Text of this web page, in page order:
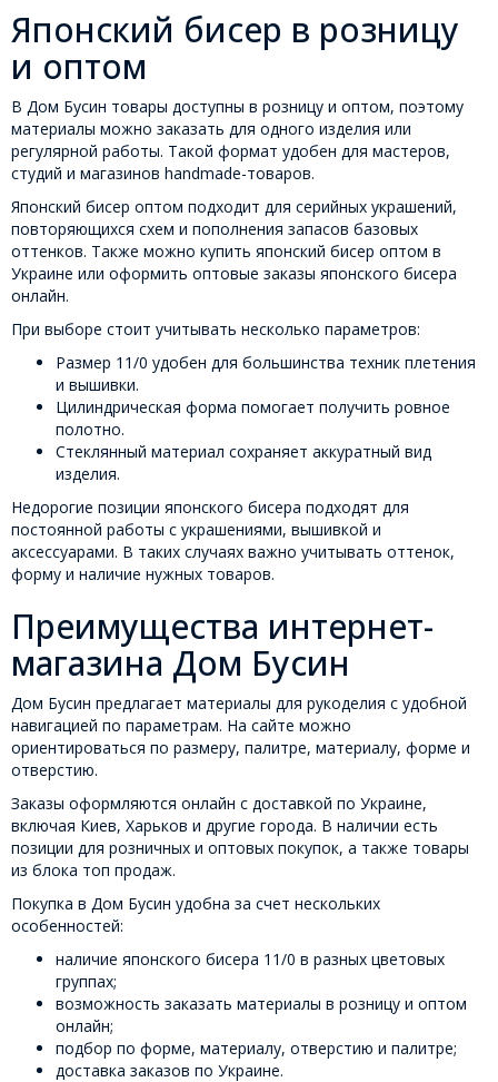
Японский бисер в розницу
и оптом
В Дом Бусин товары доступны в розницу и оптом, поэтому
материалы можно заказать для одного изделия или
регулярной работы. Такой формат удобен для мастеров,
студий и магазинов handmade-товаров.
Японский бисер оптом подходит для серийных украшений,
повторяющихся схем и пополнения запасов базовых
оттенков. Также можно купить японский бисер оптом в
Украине или оформить оптовые заказы японского бисера
онлайн.
При выборе стоит учитывать несколько параметров:
Размер 11/0 удобен для большинства техник плетения
и вышивки.
Цилиндрическая форма помогает получить ровное
полотно.
Стеклянный материал сохраняет аккуратный вид
изделия.
Недорогие позиции японского бисера подходят для
постоянной работы с украшениями, вышивкой и
аксессуарами. В таких случаях важно учитывать оттенок,
форму и наличие нужных товаров.
Преимущества интернет-
магазина Дом Бусин
Дом Бусин предлагает материалы для рукоделия с удобной
навигацией по параметрам. На сайте можно
ориентироваться по размеру, палитре, материалу, форме и
отверстию.
Заказы оформляются онлайн с доставкой по Украине,
включая Киев, Харьков и другие города. В наличии есть
позиции для розничных и оптовых покупок, а также товары
из блока топ продаж.
Покупка в Дом Бусин удобна за счет нескольких
особенностей:
наличие японского бисера 11/0 в разных цветовых
группах;
возможность заказать материалы в розницу и оптом
онлайн;
подбор по форме, материалу, отверстию и палитре;
доставка заказов по Украине.